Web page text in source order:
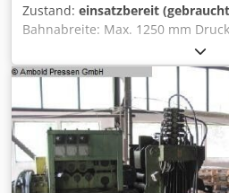
Zustand: einsatzbereit
Bahnabreite: Max. 1250 mm
Druckrapport: Max. 760 mm, Min.
mechanische Geschwindigkeit:
Abwicklung Dwodpfxowvvwde
Abwickeldurchmesser: 1250 mm
Bedruckstofftypen: Papier,
(PP) und andere flexible
Farbsystem: Lösemittelbasierte
Tinten